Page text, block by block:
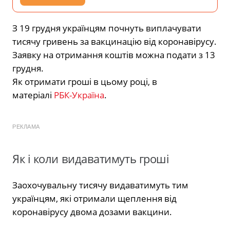
З 19 грудня українцям почнуть виплачувати
тисячу гривень за вакцинацію від коронавірусу.
Заявку на отримання коштів можна подати з 13
грудня.
Як отримати гроші в цьому році, в
матеріалі РБК-Україна.
РЕКЛАМА
Як і коли видаватимуть гроші
Заохочувальну тисячу видаватимуть тим
українцям, які отримали щеплення від
коронавірусу двома дозами вакцини.